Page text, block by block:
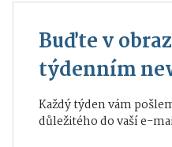
Buďte v
týdenním
Každý týden vám
důležitého do vaší e-